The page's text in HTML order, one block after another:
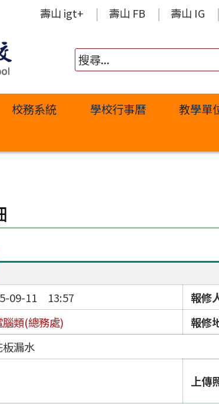
壽山 igt+ 壽山 FB 壽山 IG
校務系統 學校行事曆
教學單
09-11 13:57
報修
腦類(總務處)
報修
板漏水
上傳